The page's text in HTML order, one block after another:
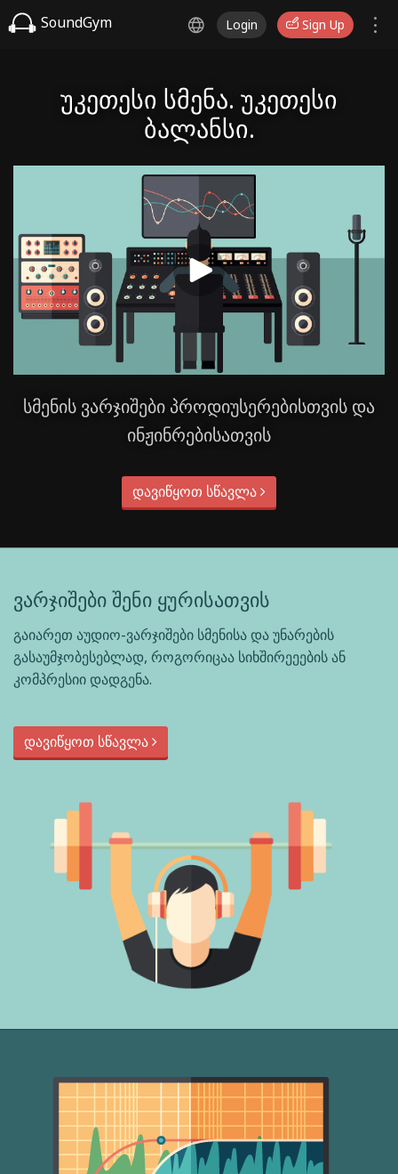
SoundGym Login Sign Up
უკეთესი სმენა. უკეთესი
ბალანსი.
სმენის ვარჯიშები პროდიუსერებისთვის და
ინჟინრებისათვის
დავიწყოთ სწავლა
ვარჯიშები შენი ყურისათვის
გაიარეთ აუდიო-ვარჯიშები სმენისა და უნარების
გასაუმჯობესებლად, როგორიცაა სიხშირეეების ან
კომპრესიი დადგენა.
დავიწყოთ სწავლა